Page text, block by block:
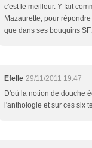
c'est le meilleur. Y fait
Mazaurette, pour
que dans ses bouquins
Efelle 29/11/2011 19:47
D'où la notion de douche
l'anthologie et sur ces six